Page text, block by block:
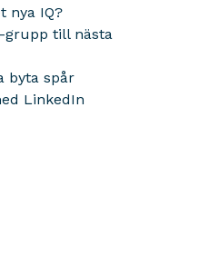
nya IQ?
grupp till nästa
byta spår
LinkedIn